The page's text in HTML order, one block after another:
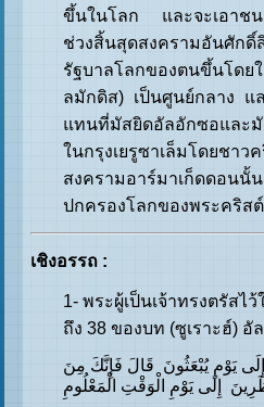
ขึ้นในโลก และจะเอาช
ช่วงสิ้นสุดสงครามอันศักดิ์
รัฐบาลโลกของตนขึ้นโด
ลมักดิส) เป็นศูนย์กลาง แ
แทนที่มัสยิดอัลอักซอและ
ในกรุงเยรูซาเล็มโดยชาว
สงครามอาร์มาเก็ดดอนนั้
ปกครองโลกของพระคริสต์
เชิงอรรถ :
1- พระผู้เป็นเจ้าทรงตรัสไ
ถึง 38 ของบท (ซูเราะฮ์) อั
يَوْمِ يُبْعَثُونَ قَالَ فَإِنَّكَ مِنَ
إِلَى يَوْمِ الْوَقْتِ الْمَعْلُومِ